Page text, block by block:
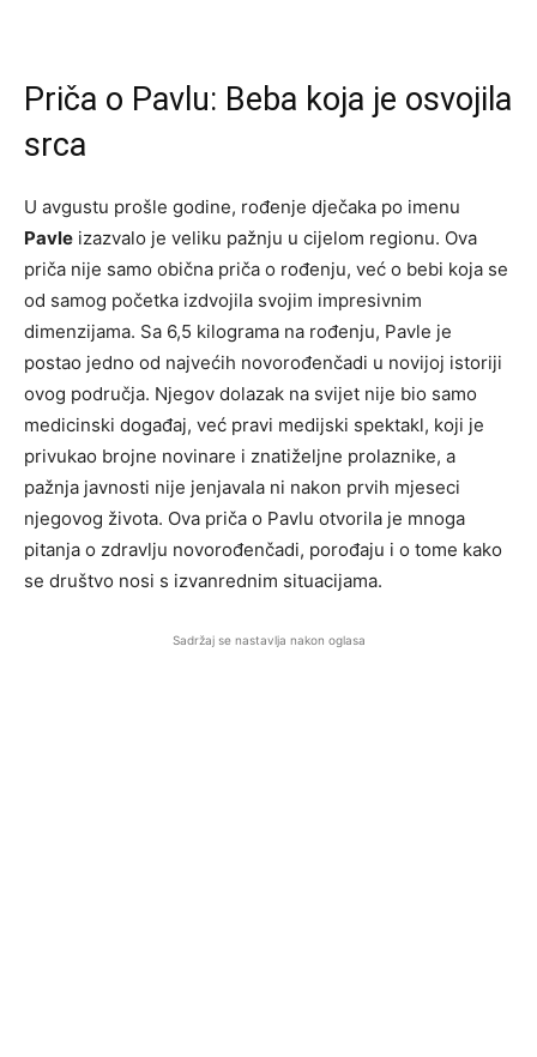
Priča o Pavlu: Beba koja je osvojila
srca
U avgustu prošle godine, rođenje dječaka po imenu
Pavle izazvalo je veliku pažnju u cijelom regionu. Ova
priča nije samo obična priča o rođenju, već o bebi koja se
od samog početka izdvojila svojim impresivnim
dimenzijama. Sa 6,5 kilograma na rođenju, Pavle je
postao jedno od najvećih novorođenčadi u novijoj istoriji
ovog područja. Njegov dolazak na svijet nije bio samo
medicinski događaj, već pravi medijski spektakl, koji je
privukao brojne novinare i znatiželjne prolaznike, a
pažnja javnosti nije jenjavala ni nakon prvih mjeseci
njegovog života. Ova priča o Pavlu otvorila je mnoga
pitanja o zdravlju novorođenčadi, porođaju i o tome kako
se društvo nosi s izvanrednim situacijama.
Sadržaj se nastavlja nakon oglasa